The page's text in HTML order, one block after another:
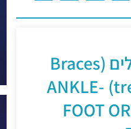
סדים טיפולים (Braces
treatments) ANKLE-
FOOT